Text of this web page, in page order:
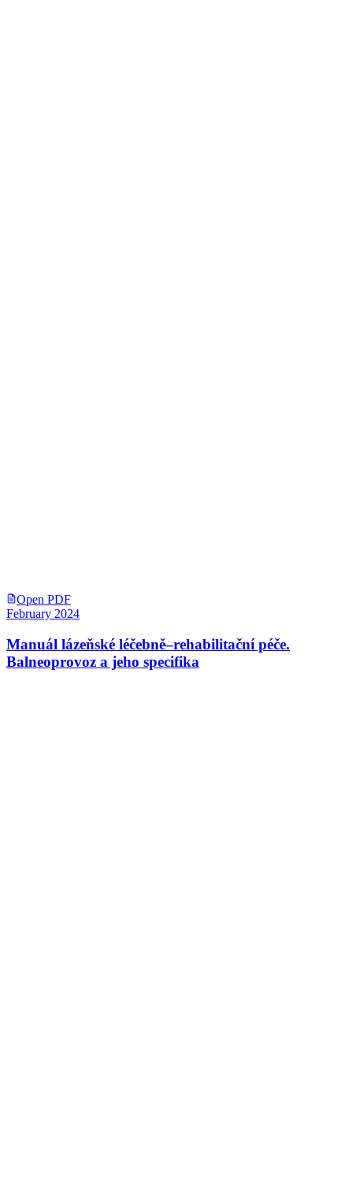
Open PDF
February 2024
Manuál lázeňské léčebně–rehabilitační péče.
Balneoprovoz a jeho specifika